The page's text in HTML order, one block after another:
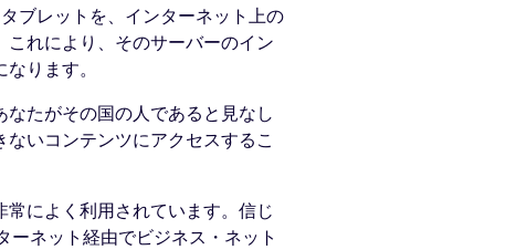
ブレットを、インターネット上の
れにより、そのサーバーのイン
ります。
たがその国の人であると見なし
いコンテンツにアクセスするこ
によく利用されています。信じ
ネット経由でビジネス・ネット